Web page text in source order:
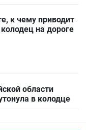
к чему приводит
на дороге
области
в колодце